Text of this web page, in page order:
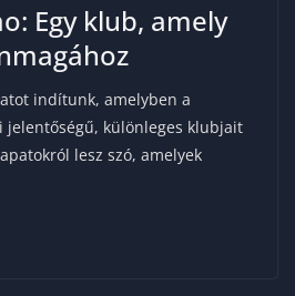
Egy klub, amely
indítunk, amelyben a
különleges klubjait
lesz szó, amelyek